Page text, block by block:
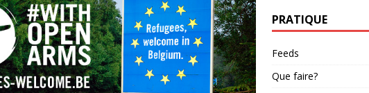
Éthiopie, Le massacre de civils à Aksoum peut constituer un crime contre l'humanité
L'expulsion d'un tchétchène suspendue
AMNESTY
UE, L'accord migratoire délétère entre la Turquie et l'UE dure depuis cinq ans
PRATIQUE
Feeds
Que faire?